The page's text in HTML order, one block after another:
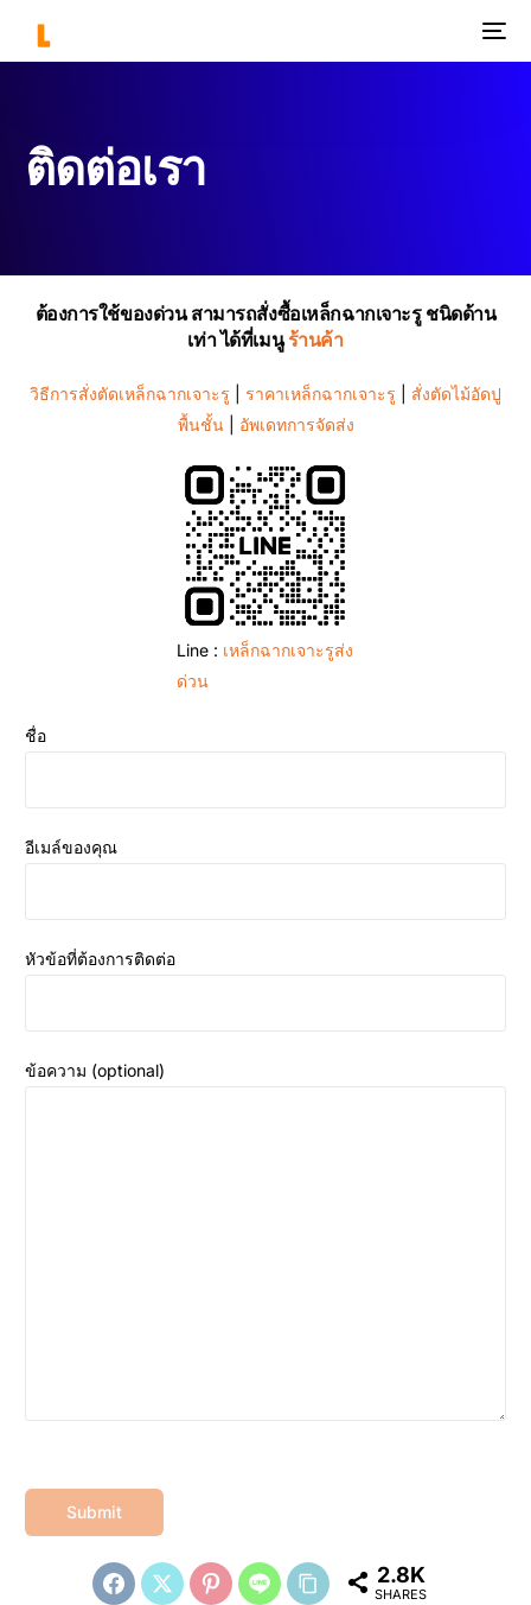
ติดต่อเรา
ต้องการใช้ของด่วน สามารถสั่งซื้อเหล็กฉากเจาะรู ชนิดด้าน
เท่า ได้ที่เมนูร้านค้า
วิธีการสั่งตัดเหล็กฉากเจาะรู ราคาเหล็กฉากเจาะรู
สั่งตัดไม้อัดปู
พื้นชั้น| อัพเดทการจัดส่ง
Line : เหล็กฉากเจาะรูส่ง
ด่วน
ชื่อ
อีเมล์ของคุณ
หัวข้อที่ต้องการติดต่อ
ข้อความ (optional)
2.8K
SHARES